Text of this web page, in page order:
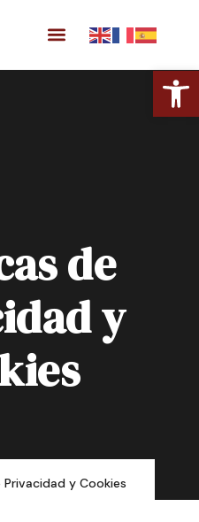
Abrir
de
y
y Cookies